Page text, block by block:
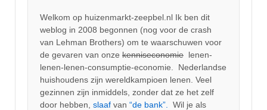
Welkom op huizenmarkt-zeepbel.nl Ik ben dit
weblog in 2008 begonnen (nog voor de crash
van Lehman Brothers) om te waarschuwen voor
de gevaren van onze kenniseconomie lenen-
lenen-lenen-consumptie-economie. Nederlandse
huishoudens zijn wereldkampioen lenen. Veel
gezinnen zijn inmiddels, zonder dat ze het zelf
door hebben, slaaf van “de bank”.
Wil je als